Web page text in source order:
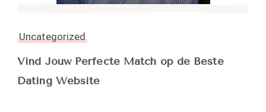
Uncategorized
Vind Jouw Perfecte Match op de Beste
Dating Website